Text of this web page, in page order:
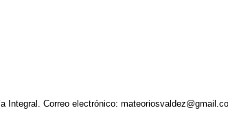
Integral. Correo electrónico: